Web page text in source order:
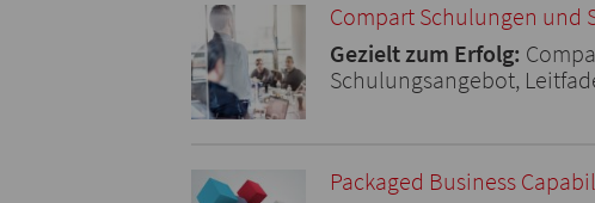
Compart Schulungen und
Gezielt zum Erfolg:
Schulungsangebot,
Packaged Business